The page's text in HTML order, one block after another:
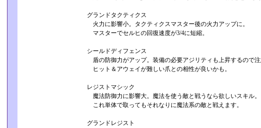
グランドタクティクス
火力に影響小。タクティクスマスター後の火力アップに。
マスターでセルヒの回復速度が3/4に短縮。
シールドディフェンス
盾の防御力がアップ。装備の必要アジリティも上昇するので注
ヒット＆アウェイが難しい爪との相性が良いかも。
レジストマシック
魔法防御力に影響大。魔法を使う敵と戦うなら欲しいスキル。
これ単体で取ってもそれなりに魔法系の敵と戦えます。
グランドレジスト